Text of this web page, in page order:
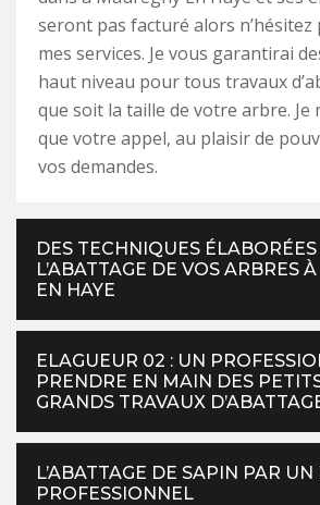
seront pas facturé alors n’hésitez
mes services. Je vous garantirai
haut niveau pour tous travaux
que soit la taille de votre arbre. Je
que votre appel, au plaisir de
vos demandes.
DES TECHNIQUES
L’ABATTAGE DE VOS ARBRES
EN HAYE
ELAGUEUR 02 : UN
PRENDRE EN MAIN DES
GRANDS TRAVAUX
L’ABATTAGE DE SAPIN PAR
PROFESSIONNEL